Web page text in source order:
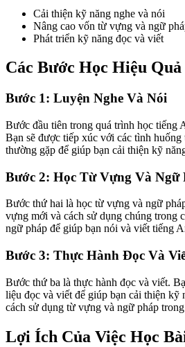
Cải thiện kỹ năng nghe và nói
Nâng cao vốn từ vựng và ngữ
Phát triển kỹ năng đọc và viết
Các Bước Học Hiệu Quả
Bước 1: Luyện Nghe Và Nói
Bước đầu tiên trong quá trình học tiếng
Bạn sẽ được tiếp xúc với các tình huống
thường gặp để giúp bạn cải thiện kỹ
Bước 2: Học Từ Vựng Và Ngữ
Bước thứ hai là học từ vựng và ngữ
vựng mới và cách sử dụng chúng trong
ngữ pháp để giúp bạn nói và viết tiếng
Bước 3: Thực Hành Đọc Và
Bước thứ ba là thực hành đọc và viết.
liệu đọc và viết để giúp bạn cải thiện kỹ
cách sử dụng từ vựng và ngữ pháp
Lợi Ích Của Việc Học